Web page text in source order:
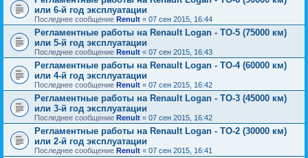
или 6-й год эксплуатации
Последнее сообщение Renult « 07 сен 2015, 16:44
Регламентные работы на Renault Logan - ТО-5 (75000 км)
или 5-й год эксплуатации
Последнее сообщение Renult « 07 сен 2015, 16:43
Регламентные работы на Renault Logan - ТО-4 (60000 км)
или 4-й год эксплуатации
Последнее сообщение Renult « 07 сен 2015, 16:42
Регламентные работы на Renault Logan - ТО-3 (45000 км)
или 3-й год эксплуатации
Последнее сообщение Renult « 07 сен 2015, 16:42
Регламентные работы на Renault Logan - ТО-2 (30000 км)
или 2-й год эксплуатации
Последнее сообщение Renult « 07 сен 2015, 16:41